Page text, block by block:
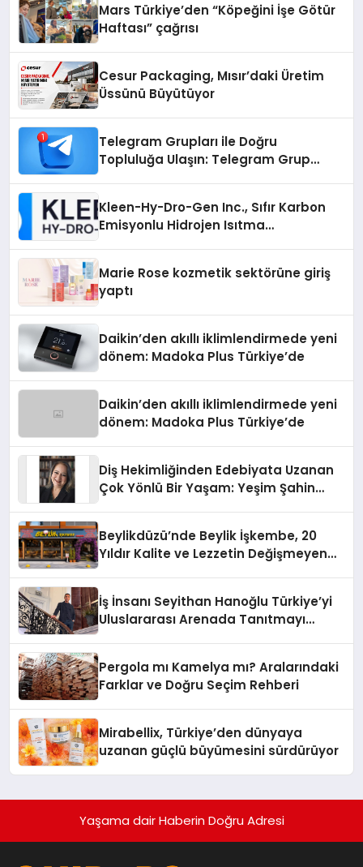
Mars Türkiye’den “Köpeğini İşe Götür
Haftası” çağrısı
Cesur Packaging, Mısır’daki Üretim
Üssünü Büyütüyor
Telegram Grupları ile Doğru
Topluluğa Ulaşın: Telegram Grup
Kleen-Hy-Dro-Gen Inc., Sıfır Karbon
Emisyonlu Hidrojen Isıtma
Marie Rose kozmetik sektörüne giriş
yaptı
Daikin’den akıllı iklimlendirmede yeni
dönem: Madoka Plus Türkiye’de
Daikin’den akıllı iklimlendirmede yeni
dönem: Madoka Plus Türkiye’de
Diş Hekimliğinden Edebiyata Uzanan
Çok Yönlü Bir Yaşam: Yeşim Şahin
Beylikdüzü’nde Beylik İşkembe, 20
Yıldır Kalite ve Lezzetin Değişmeyen
İş İnsanı Seyithan Hanoğlu Türkiye’yi
Uluslararası Arenada Tanıtmayı
Pergola mı Kamelya mı? Aralarındaki
Farklar ve Doğru Seçim Rehberi
Mirabellix, Türkiye’den dünyaya
uzanan güçlü büyümesini sürdürüyor
Yaşama dair Haberin Doğru Adresi